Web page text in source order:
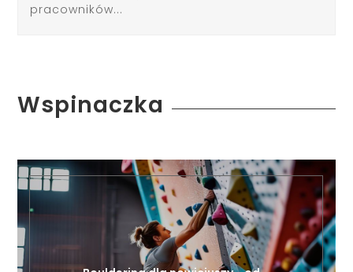
Bouldering dla nowicjuszy - od …
lut 6, 2025